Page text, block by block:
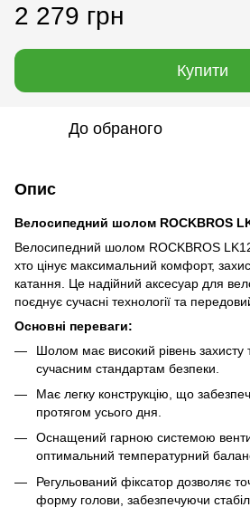
2 279 грн
Купити
До обраного
Опис
Велосипедний шолом ROCKBROS
Велосипедний шолом ROCKBROS
хто цінує максимальний комфорт,
катання. Це надійний аксесуар для
поєднує сучасні технології та
Основні переваги:
Шолом має високий рівень захисту
сучасним стандартам безпеки.
Має легку конструкцію, що
протягом усього дня.
Оснащений гарною системою
оптимальний температурний
Регульований фіксатор дозволяє
форму голови, забезпечуючи